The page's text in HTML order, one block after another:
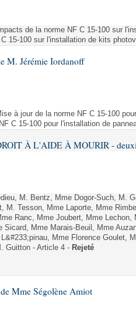
de la norme NF C 15-100 sur
15-100 sur l'installation de kits
M. Jérémie Iordanoff
à jour de la norme NF C 15-100
C 15-100 pour l'installation de
À L'AIDE À MOURIR -
M. Bentz, Mme Dogor-Such, M.
M. Tesson, Mme Laporte, Mme
Ranc, Mme Joubert, Mme
Sicard, Mme Marais-Beuil, Mme
Mme Florence Goulet,
Guitton - Article 4 - Rejeté
Mme Ségolène Amiot